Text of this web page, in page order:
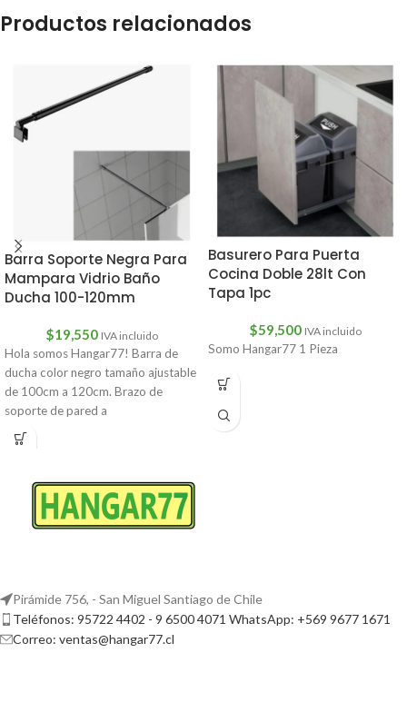
Productos relacionados
Barra Soporte Negra Para
Mampara Vidrio Baño
Ducha 100-120mm
$19,550 IVA incluido
Hola somos Hangar77! Barra de
ducha color negro tamaño ajustable
de 100cm a 120cm. Brazo de
soporte de pared a
Basurero Para Puerta
Cocina Doble 28lt Con
Tapa 1pc
$59,500 IVA incluido
Somo Hangar77 1 Pieza
Pirámide 756, - San Miguel Santiago de Chile
Teléfonos: 95722 4402 - 9 6500 4071 WhatsApp: +569 9677 1671
Correo: ventas@hangar77.cl